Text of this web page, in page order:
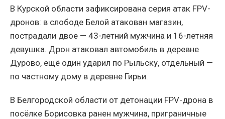
В Курской области зафиксирована серия атак FPV-
дронов: в слободе Белой атакован магазин,
пострадали двое — 43-летний мужчина и 16-летняя
девушка. Дрон атаковал автомобиль в деревне
Дурово, ещё один ударил по Рыльску, отдельный —
по частному дому в деревне Гирьи.
В Белгородской области от детонации FPV-дрона в
посёлке Борисовка ранен мужчина, приграничные